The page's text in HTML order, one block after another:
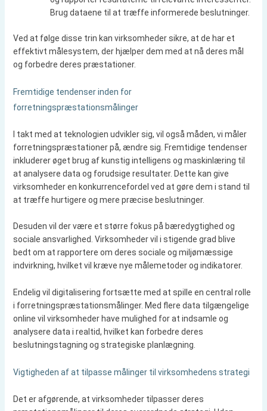
Brug dataene til at træffe informerede beslutninger.
Ved at følge disse trin kan virksomheder sikre, at de har et
effektivt målesystem, der hjælper dem med at nå deres mål
og forbedre deres præstationer.
Fremtidige tendenser inden for
forretningspræstationsmålinger
I takt med at teknologien udvikler sig, vil også måden, vi måler
forretningspræstationer på, ændre sig. Fremtidige tendenser
inkluderer øget brug af kunstig intelligens og maskinlæring til
at analysere data og forudsige resultater. Dette kan give
virksomheder en konkurrencefordel ved at gøre dem i stand til
at træffe hurtigere og mere præcise beslutninger.
Desuden vil der være et større fokus på bæredygtighed og
sociale ansvarlighed. Virksomheder vil i stigende grad blive
bedt om at rapportere om deres sociale og miljømæssige
indvirkning, hvilket vil kræve nye målemetoder og indikatorer.
Endelig vil digitalisering fortsætte med at spille en central rolle
i forretningspræstationsmålinger. Med flere data tilgængelige
online vil virksomheder have mulighed for at indsamle og
analysere data i realtid, hvilket kan forbedre deres
beslutningstagning og strategiske planlægning.
Vigtigheden af at tilpasse målinger til virksomhedens strategi
Det er afgørende, at virksomheder tilpasser deres